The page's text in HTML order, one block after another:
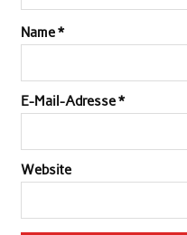
Name*
E-Mail-Adresse*
Website